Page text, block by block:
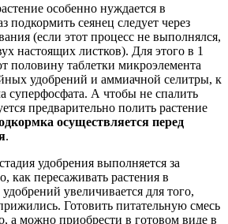
особенно нуждается в
подкормить сеянец следует через
(если этот процесс не выполнялся,
настоящих листков). Для этого в 1
половину таблетки микроэлемента
удобрений и аммиачной селитры, к
суперфосфата. А чтобы не спалить
предварительно полить растение
осуществляется перед
.
удобрения выполняется за
как пересаживать растения в
увеличивается для того,
Готовить питательную смесь
а можно приобрести в готовом виде в